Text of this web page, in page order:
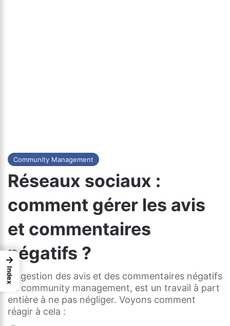
Community Management
Réseaux sociaux :
comment gérer les avis
et commentaires
négatifs ?
La gestion des avis et des commentaires négatifs
en community management, est un travail à part
entière à ne pas négliger. Voyons comment
réagir à cela :
→
Index